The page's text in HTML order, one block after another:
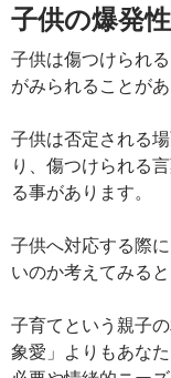
子供の爆発
子供は傷つけられ
がみられることがあ
子供は否定される
り、傷つけられる
る事があります。
子供へ対応する際
いのか考えてみる
子育てという親子
象愛」よりもあな